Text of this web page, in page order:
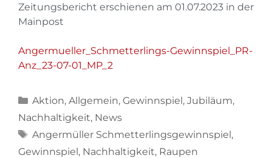
Zeitungsbericht erschienen am 01.07.2023 in der
Mainpost
Angermueller_Schmetterlings-Gewinnspiel_PR-
Anz_23-07-01_MP_2
Aktion, Allgemein, Gewinnspiel, Jubiläum,
Nachhaltigkeit, News
Angermüller Schmetterlingsgewinnspiel,
Gewinnspiel, Nachhaltigkeit, Raupen